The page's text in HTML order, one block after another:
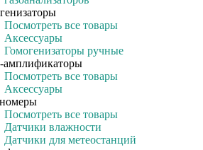
Посмотреть все товары
Аксессуары
Гомогенизаторы ручные
Посмотреть все товары
Аксессуары
Посмотреть все товары
Датчики влажности
Датчики для метеостанций